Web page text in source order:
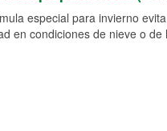
especial para invierno
en condiciones de nieve o de